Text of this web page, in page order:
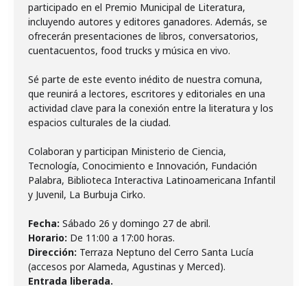
participado en el Premio Municipal de Literatura,
incluyendo autores y editores ganadores. Además, se
ofrecerán presentaciones de libros, conversatorios,
cuentacuentos, food trucks y música en vivo.
Sé parte de este evento inédito de nuestra comuna,
que reunirá a lectores, escritores y editoriales en una
actividad clave para la conexión entre la literatura y los
espacios culturales de la ciudad.
Colaboran y participan Ministerio de Ciencia,
Tecnología, Conocimiento e Innovación, Fundación
Palabra, Biblioteca Interactiva Latinoamericana Infantil
y Juvenil, La Burbuja Cirko.
Fecha:
Horario:
Dirección: Terraza Neptuno del Cerro Santa Lucía
Entrada liberada.